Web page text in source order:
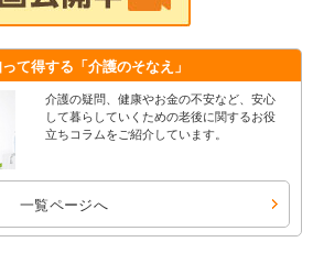
て得する 「介護のそなえ」
介護の疑問、健康やお金の不安など、安心
して暮らしていくための老後に関するお役
立ちコラムをご紹介しています。
一覧ページへ